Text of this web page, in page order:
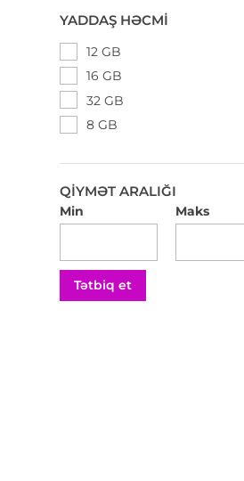
RTX 5070 Ti
RTX 5090
YADDAŞ HƏCMI
12 GB
16 GB
32 GB
8 GB
QIYMƏT ARALIĞI
Min Maks
Tətbiq et